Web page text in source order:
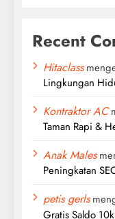
Recent
Hitaclass
Lingkungan
Kontraktor AC
Taman Rapi &
Anak Males
Peningkatan
petis gerls
Gratis Saldo 10k